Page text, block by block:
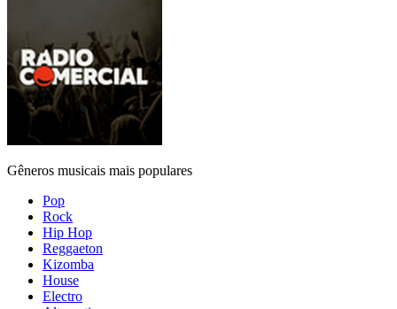
Gêneros musicais mais populares
Pop
Rock
Hip Hop
Reggaeton
Kizomba
House
Electro